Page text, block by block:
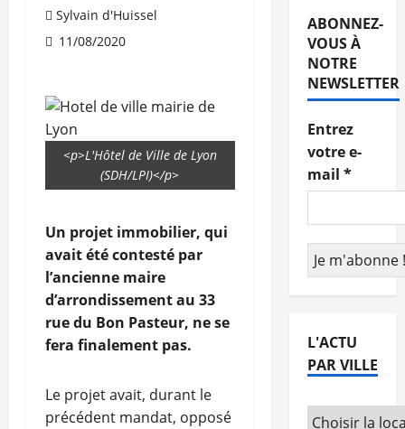
Sylvain d'Huissel
11/08/2020
<p>L'Hôtel de Ville de Lyon
(SDH/LPI)</p>
Un projet immobilier, qui
avait été contesté par
l’ancienne maire
d’arrondissement au 33
rue du Bon Pasteur, ne se
fera finalement pas.
Le projet avait, durant le
précédent mandat, opposé
ABONNEZ-
VOUS À
NOTRE
NEWSLETTER
Entrez
votre e-
mail *
L'ACTU
PAR VILLE